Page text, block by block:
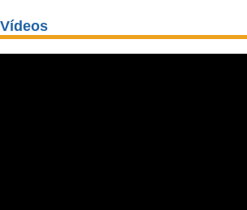
Vídeos